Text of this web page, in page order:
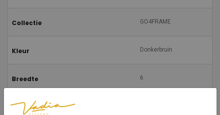
Collectie GO4FRAME
Kleur Donkerbruin
Breedte 6
Hoogte